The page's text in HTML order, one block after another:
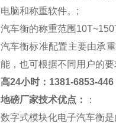
电脑和称重软件。 ;
汽车衡的称重范围
汽车衡标准配置主要由承
能，也可根据不同用户的
高24小时：1381-6853-
地磅厂家技术优点：
：
数字式模块化电子汽车衡